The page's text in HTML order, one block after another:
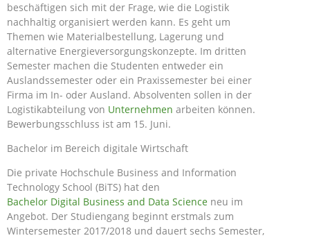
beschäftigen sich mit der Frage, wie die Logistik
nachhaltig organisiert werden kann. Es geht um
Themen wie Materialbestellung, Lagerung und
alternative Energieversorgungskonzepte. Im dritten
Semester machen die Studenten entweder ein
Auslandssemester oder ein Praxissemester bei einer
Firma im In- oder Ausland. Absolventen sollen in der
Logistikabteilung von Unternehmen arbeiten können.
Bewerbungsschluss ist am 15. Juni.
Bachelor im Bereich digitale Wirtschaft
Die private Hochschule Business and Information
Technology School (BiTS) hat den
Bachelor Digital Business and Data Science neu im
Angebot. Der Studiengang beginnt erstmals zum
Wintersemester 2017/2018 und dauert sechs Semester,